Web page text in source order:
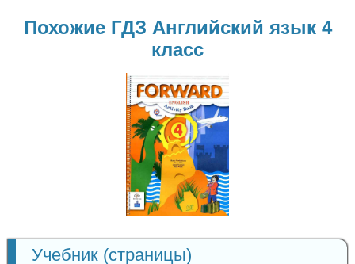
Похожие ГДЗ Английский язык 4
класс
Английский
язык
4 класс
Учебник (страницы)